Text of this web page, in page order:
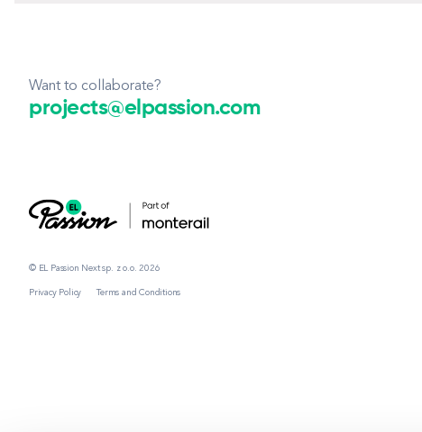
Want to collaborate?
projects@elpassion.com
© EL Passion Next sp. z o.o. 2026
Privacy Policy Terms and Conditions